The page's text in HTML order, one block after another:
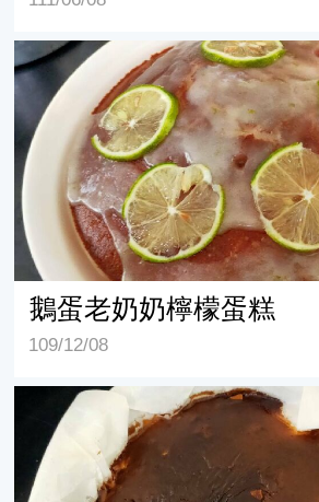
鵝蛋老奶奶檸檬蛋糕
鵝蛋老奶奶檸檬蛋糕
109/12/08
鵝蛋巴斯克乳酪蛋糕